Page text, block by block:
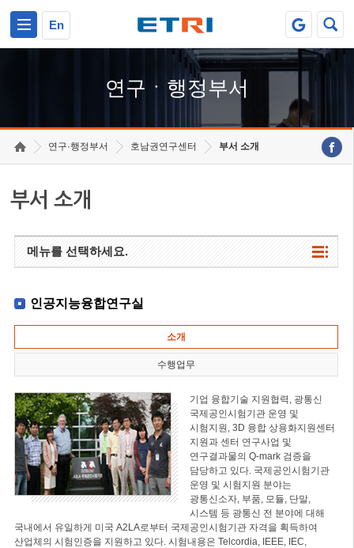
En
연구ㆍ행정부서
연구·행정부서 호남권연구센터 부서 소개
부서 소개
메뉴를 선택하세요.
인공지능융합연구실
소개
수행업무
기업 융합기술 지원협력, 광통신
국제공인시험기관 운영 및
시험지원, 3D 융합 상용화지원센터
지원과 센터 연구사업 및
연구결과물의 Q-mark 검증을
담당하고 있다. 국제공인시험기관
운영 및 시험지원 분야는
광통신소자, 부품, 모듈, 단말,
시스템 등 광통신 전 분야에 대해
국내에서 유일하게 미국 A2LA로부터 국제공인시험기관 자격을 획득하여
산업체의 시험인증을 지원하고 있다. 시험내용은 Telcordia, IEEE, IEC,